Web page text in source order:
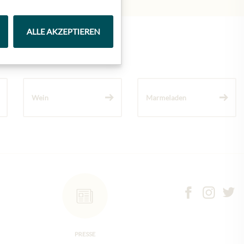
Wein Marmeladen
PRESSE
ALLE AKZEPTIEREN